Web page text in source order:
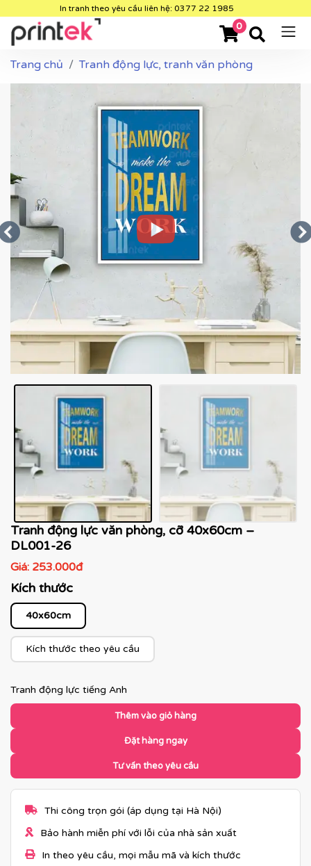
In tranh theo yêu cầu liên hệ: 0377 22 1985
0
Trang chủ Tranh động lực, tranh văn phòng
Tranh động lực văn phòng, cỡ 40x60cm –
DL001-26
Giá: 253.000đ
Kích thước
40x60cm
Kích thước theo yêu cầu
Tranh động lực tiếng Anh
Thêm vào giỏ hàng
Đặt hàng ngay
Tư vấn theo yêu cầu
Thi công trọn gói (áp dụng tại Hà Nội)
Bảo hành miễn phí với lỗi của nhà sản xuất
In theo yêu cầu, mọi mẫu mã và kích thước